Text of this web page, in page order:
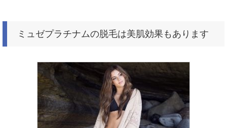
ミュゼプラチナムの脱毛は美肌効果もあります